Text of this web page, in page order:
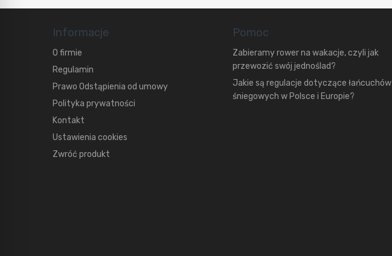
Informacje
O firmie
Regulamin
Prawo Odstąpienia od umowy
Polityka prywatności
Kontakt
Ustawienia cookies
Zwróć produkt
Pomoc
Zabieramy rower na wakacje, czyli jak
przewozić swój jednoślad?
Jakie są regulacje dotyczące łańcuchów
śniegowych w Polsce i Europie?